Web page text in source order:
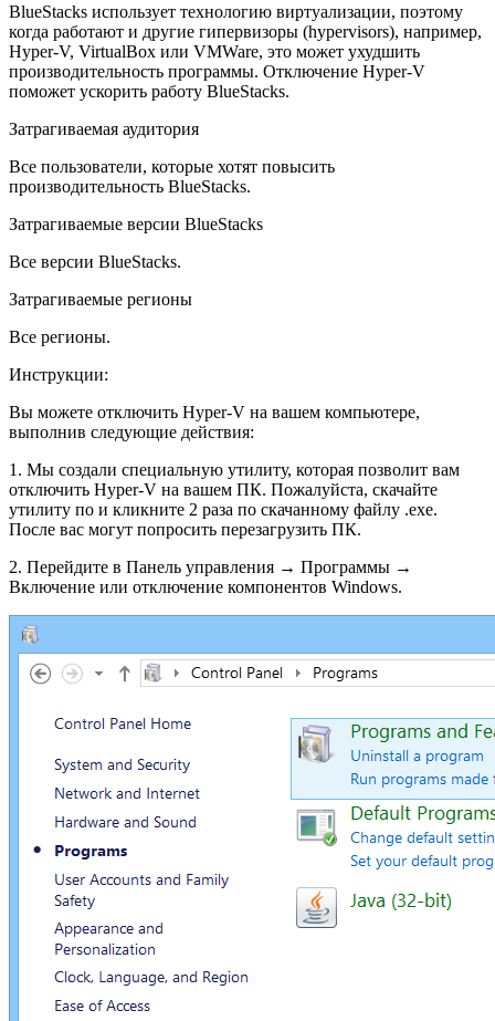
BlueStacks использует технологию виртуализации, поэтому
когда работают и другие гипервизоры (hypervisors), например,
Hyper-V, VirtualBox или VMWare, это может ухудшить
производительность программы. Отключение Hyper-V
поможет ускорить работу BlueStacks.
Затрагиваемая аудитория
Все пользователи, которые хотят повысить
производительность BlueStacks.
Затрагиваемые версии BlueStacks
Все версии BlueStacks.
Затрагиваемые регионы
Все регионы.
Инструкции:
Вы можете отключить Hyper-V на вашем компьютере,
выполнив следующие действия:
1. Мы создали специальную утилиту, которая позволит вам
отключить Hyper-V на вашем ПК. Пожалуйста, скачайте
утилиту по и кликните 2 раза по скачанному файлу .exe.
После вас могут попросить перезагрузить ПК.
2. Перейдите в Панель управления → Программы →
Включение или отключение компонентов Windows.